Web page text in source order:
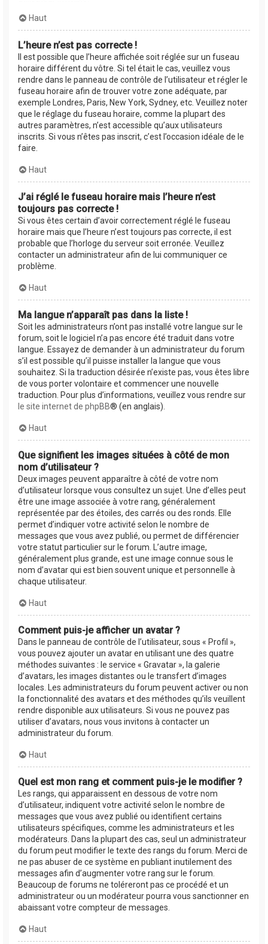
Haut
L’heure n’est pas correcte !
Il est possible que l’heure affichée soit réglée sur un fuseau
horaire différent du vôtre. Si tel était le cas, veuillez vous
rendre dans le panneau de contrôle de l’utilisateur et régler le
fuseau horaire afin de trouver votre zone adéquate, par
exemple Londres, Paris, New York, Sydney, etc. Veuillez noter
que le réglage du fuseau horaire, comme la plupart des
autres paramètres, n’est accessible qu’aux utilisateurs
inscrits. Si vous n’êtes pas inscrit, c’est l’occasion idéale de le
faire.
Haut
J’ai réglé le fuseau horaire mais l’heure n’est
toujours pas correcte !
Si vous êtes certain d’avoir correctement réglé le fuseau
horaire mais que l’heure n’est toujours pas correcte, il est
probable que l’horloge du serveur soit erronée. Veuillez
contacter un administrateur afin de lui communiquer ce
problème.
Haut
Ma langue n’apparaît pas dans la liste !
Soit les administrateurs n’ont pas installé votre langue sur le
forum, soit le logiciel n’a pas encore été traduit dans votre
langue. Essayez de demander à un administrateur du forum
s’il est possible qu’il puisse installer la langue que vous
souhaitez. Si la traduction désirée n’existe pas, vous êtes libre
de vous porter volontaire et commencer une nouvelle
traduction. Pour plus d’informations, veuillez vous rendre sur
le site internet de phpBB® (en anglais).
Haut
Que signifient les images situées à côté de mon
nom d’utilisateur ?
Deux images peuvent apparaître à côté de votre nom
d’utilisateur lorsque vous consultez un sujet. Une d’elles peut
être une image associée à votre rang, généralement
représentée par des étoiles, des carrés ou des ronds. Elle
permet d’indiquer votre activité selon le nombre de
messages que vous avez publié, ou permet de différencier
votre statut particulier sur le forum. L’autre image,
généralement plus grande, est une image connue sous le
nom d’avatar qui est bien souvent unique et personnelle à
chaque utilisateur.
Haut
Comment puis-je afficher un avatar ?
Dans le panneau de contrôle de l’utilisateur, sous « Profil »,
vous pouvez ajouter un avatar en utilisant une des quatre
méthodes suivantes : le service « Gravatar », la galerie
d’avatars, les images distantes ou le transfert d’images
locales. Les administrateurs du forum peuvent activer ou non
la fonctionnalité des avatars et des méthodes qu’ils veuillent
rendre disponible aux utilisateurs. Si vous ne pouvez pas
utiliser d’avatars, nous vous invitons à contacter un
administrateur du forum.
Haut
Quel est mon rang et comment puis-je le modifier ?
Les rangs, qui apparaissent en dessous de votre nom
d’utilisateur, indiquent votre activité selon le nombre de
messages que vous avez publié ou identifient certains
utilisateurs spécifiques, comme les administrateurs et les
modérateurs. Dans la plupart des cas, seul un administrateur
du forum peut modifier le texte des rangs du forum. Merci de
ne pas abuser de ce système en publiant inutilement des
messages afin d’augmenter votre rang sur le forum.
Beaucoup de forums ne toléreront pas ce procédé et un
administrateur ou un modérateur pourra vous sanctionner en
abaissant votre compteur de messages.
Haut